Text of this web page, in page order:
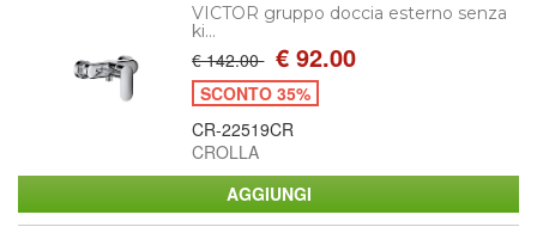
VICTOR gruppo doccia esterno senza
ki...
€ 142.00 € 92.00
SCONTO 35%
CR-22519CR
CROLLA